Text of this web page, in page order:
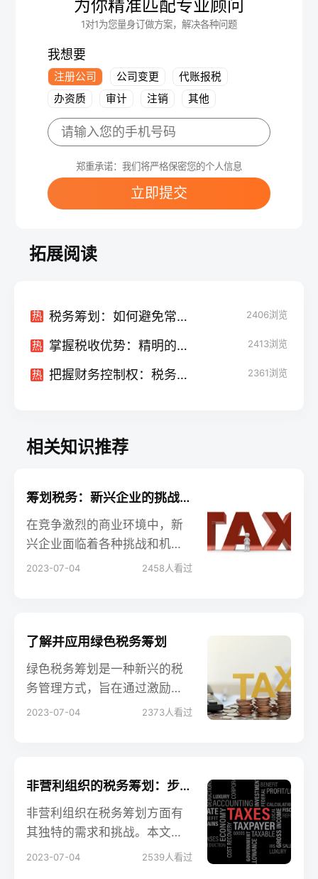
为你精准匹配专业顾问
1对1为您量身订做方案，解决各种问题
我想要
注册公司 公司变更
代账报税
办资质
审计 注销 其他
郑重承诺：我们将严格保密您的个人信息
立即提交
拓展阅读
热 税务筹划：如何避免常见的税收陷阱 2406浏览
热 掌握税收优势：精明的税务筹划如何使您的企业受益 2413浏览
热 把握财务控制权：税务筹划的重要性在企业发展中的角色 2361浏览
相关知识推荐
筹划税务：新兴企业的挑战与机遇
在竞争激烈的商业环境中，新
兴企业面临着各种挑战和机
遇。税务筹划作为关键的经营
机遇，并为会计从业人员、企
业老板和创业者提供有价值的
建议。
2023-07-04 2458人看过
了解并应用绿色税务筹划
绿色税务筹划是一种新兴的税
务管理方式，旨在通过激励和
引导企业实施环保和可持续发
绿色税务筹划。无论是会计从
业人员、企业老板还是创业
者，了解并应用绿色税务筹划
都能够为企业带来可持续的竞
争优势。
2023-07-04 2373人看过
非营利组织的税务筹划：步骤与方法
非营利组织在税务筹划方面有
其独特的需求和挑战。本文将
介绍非营利组织税务筹划的重
2023-07-04 2539人看过